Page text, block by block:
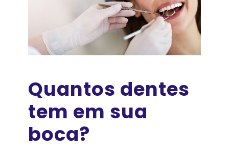
Quantos dentes
tem em sua
boca?